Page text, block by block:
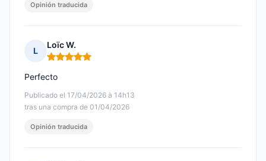
Opinión traducida
L
Loïc W.
Nota: 5 de 5
Publicado el 17/04/2026 à 14h13
tras una compra de 01/04/2026
Perfecto
Opinión traducida